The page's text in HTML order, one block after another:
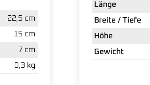
22,5 cm
15 cm
7 cm
0,3 kg
Länge
Breite / Tiefe
Höhe
Gewicht